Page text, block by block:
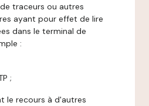
traceurs ou autres
ayant pour effet de lire
dans le terminal de
:
;
le recours à d'autres